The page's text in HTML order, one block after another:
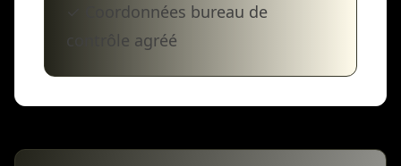
✓ Coordonnées bureau de
contrôle agréé